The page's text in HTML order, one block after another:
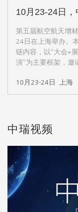
第五届航空航天增
24日在上海举办。
链内容，以“大会+
演”为主要框架，邀
做主题报告
10月23-24日 上海
中瑞视频